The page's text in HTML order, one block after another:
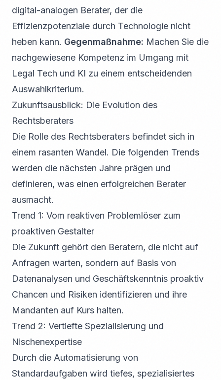
digital-analogen Berater, der die
Effizienzpotenziale durch Technologie nicht
heben kann. Gegenmaßnahme: Machen Sie die
nachgewiesene Kompetenz im Umgang mit
Legal Tech und KI zu einem entscheidenden
Auswahlkriterium.
Zukunftsausblick: Die Evolution des
Rechtsberaters
Die Rolle des Rechtsberaters befindet sich in
einem rasanten Wandel. Die folgenden Trends
werden die nächsten Jahre prägen und
definieren, was einen erfolgreichen Berater
ausmacht.
Trend 1: Vom reaktiven Problemlöser zum
proaktiven Gestalter
Die Zukunft gehört den Beratern, die nicht auf
Anfragen warten, sondern auf Basis von
Datenanalysen und Geschäftskenntnis proaktiv
Chancen und Risiken identifizieren und ihre
Mandanten auf Kurs halten.
Trend 2: Vertiefte Spezialisierung und
Nischenexpertise
Durch die Automatisierung von
Standardaufgaben wird tiefes, spezialisiertes